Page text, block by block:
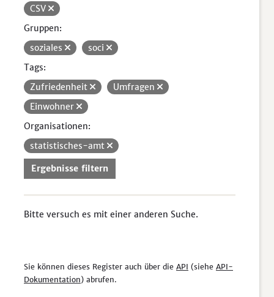
CSV
Gruppen:
soziales
soci
Tags:
Zufriedenheit
Umfragen
Einwohner
Organisationen:
statistisches-amt
Ergebnisse filtern
Bitte versuch es mit einer anderen Suche.
Sie können dieses Register auch über die API (siehe API-
Dokumentation) abrufen.